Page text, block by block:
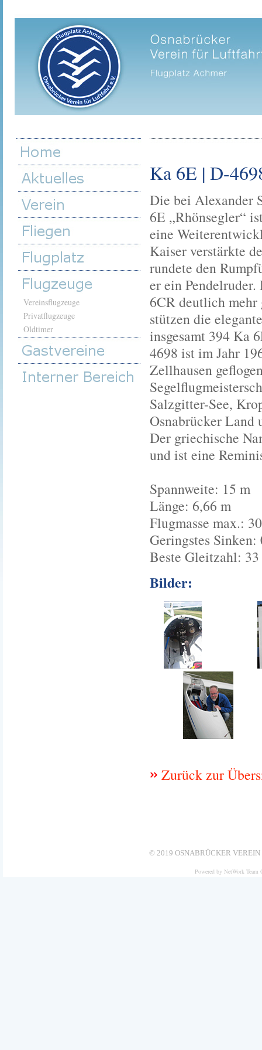
Vereinsflugzeuge
Privatflugzeuge
Oldtimer
Ka 6E | D-
Die bei Alexander
6E „Rhönsegler“
eine
Kaiser verstärkte
rundete den
er ein
6CR deutlich
stützen die
insgesamt 394 Ka
4698 ist im Jahr
Zellhausen
Salzgitter-See,
Osnabrücker Land
Der griechische
und ist eine
Spannweite: 15 m
Länge: 6,66 m
Flugmasse max.:
Geringstes Sinken:
Beste Gleitzahl: 33
Bilder:
Zurück zur
© 2019 OSNABRÜCKER VEREIN
Powered by NetWork Team